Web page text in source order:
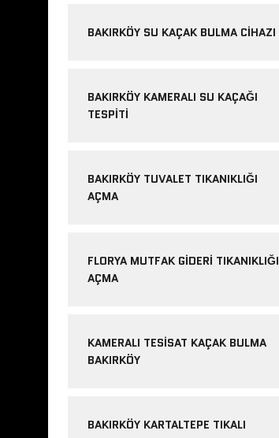
BAKIRKÖY SU KAÇAK BULMA CIHAZI
BAKIRKÖY KAMERALI SU KAÇAĞI
TESPITI
BAKIRKÖY TUVALET TIKANIKLIĞI
AÇMA
FLORYA MUTFAK GIDERI TIKANIKLIĞI
AÇMA
KAMERALI TESISAT KAÇAK BULMA
BAKIRKÖY
BAKIRKÖY KARTALTEPE TIKALI